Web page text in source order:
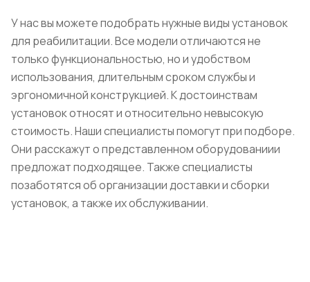
У нас вы можете подобрать нужные виды установок
для реабилитации. Все модели отличаются не
только функциональностью, но и удобством
использования, длительным сроком службы и
эргономичной конструкцией. К достоинствам
установок относят и относительно невысокую
стоимость. Наши специалисты помогут при подборе.
Они расскажут о представленном оборудованиии
предложат подходящее. Также специалисты
позаботятся об организации доставки и сборки
установок, а также их обслуживании.